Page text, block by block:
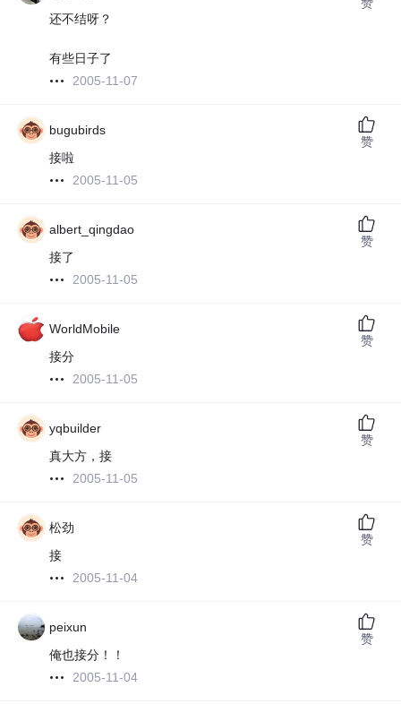
还不结呀？
有些日子了
2005-11-07
bugubirds
接啦
2005-11-05
赞
albert_qingdao
接了
2005-11-05
赞
WorldMobile
接分
2005-11-05
赞
yqbuilder
真大方，接
2005-11-05
赞
松劲
接
2005-11-04
赞
peixun
俺也接分！！
2005-11-04
赞